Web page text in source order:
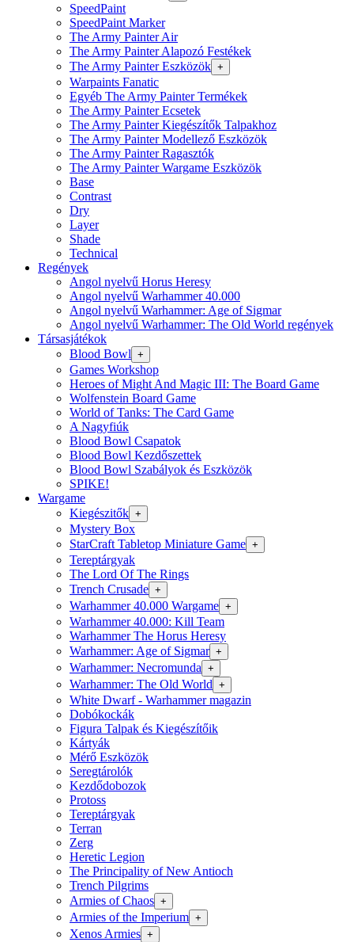
SpeedPaint
SpeedPaint Marker
The Army Painter Air
The Army Painter Alapozó Festékek
The Army Painter Eszközök +
Warpaints Fanatic
Egyéb The Army Painter Termékek
The Army Painter Ecsetek
The Army Painter Kiegészítők Talpakhoz
The Army Painter Modellező Eszközök
The Army Painter Ragasztók
The Army Painter Wargame Eszközök
Base
Contrast
Dry
Layer
Shade
Technical
Regények
Angol nyelvű Horus Heresy
Angol nyelvű Warhammer 40.000
Angol nyelvű Warhammer: Age of Sigmar
Angol nyelvű Warhammer: The Old World regények
Társasjátékok
Blood Bowl +
Games Workshop
Heroes of Might And Magic III: The Board Game
Wolfenstein Board Game
World of Tanks: The Card Game
A Nagyfiúk
Blood Bowl Csapatok
Blood Bowl Kezdőszettek
Blood Bowl Szabályok és Eszközök
SPIKE!
Wargame
Kiegészitők +
Mystery Box
StarCraft Tabletop Miniature Game +
Tereptárgyak
The Lord Of The Rings
Trench Crusade +
Warhammer 40.000 Wargame +
Warhammer 40.000: Kill Team
Warhammer The Horus Heresy
Warhammer: Age of Sigmar +
Warhammer: Necromunda +
Warhammer: The Old World +
White Dwarf - Warhammer magazin
Dobókockák
Figura Talpak és Kiegészítőik
Kártyák
Mérő Eszközök
Seregtárolók
Kezdődobozok
Protoss
Tereptárgyak
Terran
Zerg
Heretic Legion
The Principality of New Antioch
Trench Pilgrims
Armies of Chaos +
Armies of the Imperium +
Xenos Armies +